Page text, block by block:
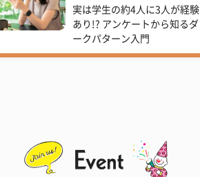
実は学生の約4人に3人が経験
あり!? アンケートから知るダ
ークパターン入門